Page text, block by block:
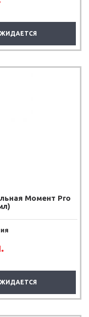
Момент Pro